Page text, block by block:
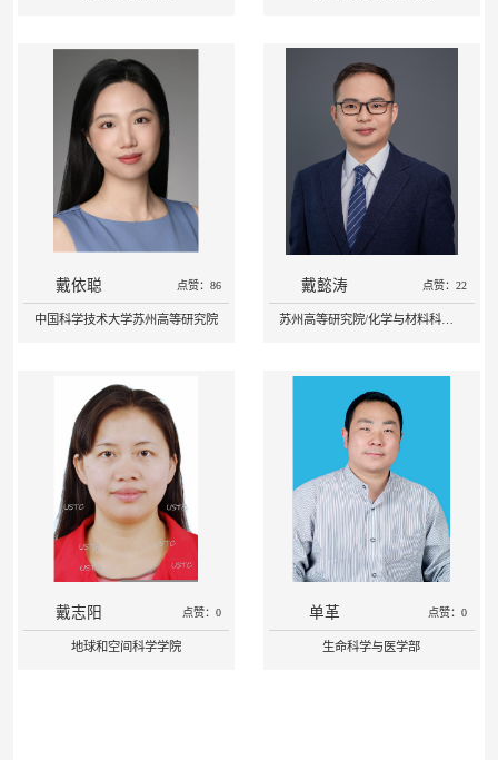
戴依聪 点赞：86
中国科学技术大学苏州高等研究院
戴懿涛 点赞：22
苏州高等研究院/化学与材料科学学院
戴志阳 点赞：0
地球和空间科学学院
单革 点赞：0
生命科学与医学部